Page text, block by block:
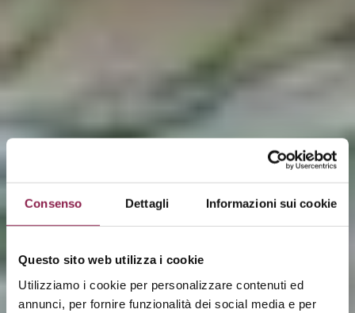
Consenso Dettagli Informazioni sui cookie
Questo sito web utilizza i cookie
Utilizziamo i cookie per personalizzare contenuti ed
annunci, per fornire funzionalità dei social media e per